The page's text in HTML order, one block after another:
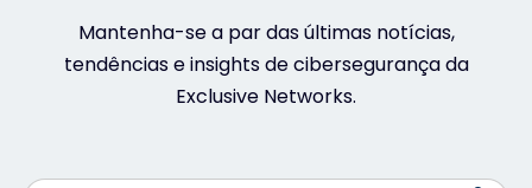
Portal de parceiros
Contacto
Mantenha-se a par das últimas notícias,
tendências e insights de cibersegurança da
Exclusive Networks.